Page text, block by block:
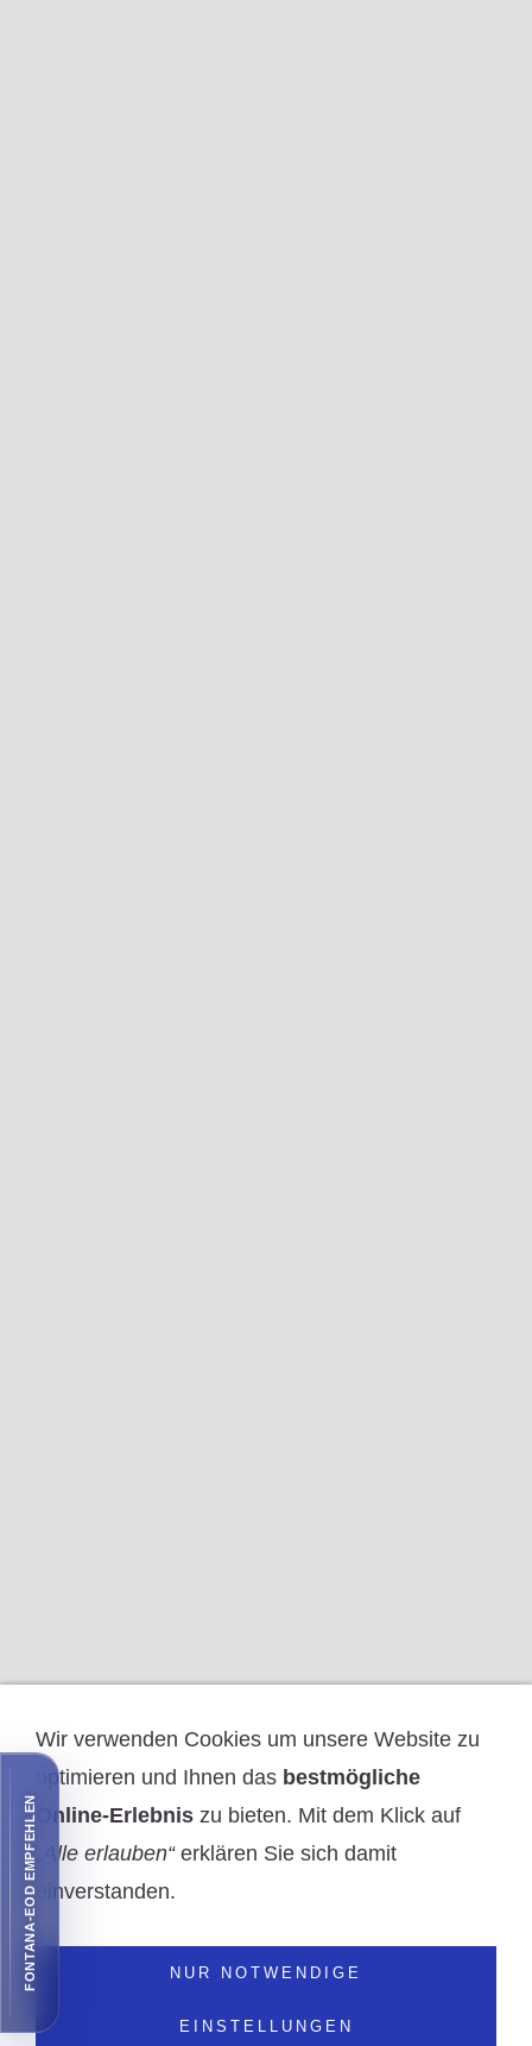
FONTANA-EOD EMPFEHLEN
Wir verwenden Cookies um unsere Website zu
optimieren und Ihnen das bestmögliche
Online-Erlebnis zu bieten. Mit dem Klick auf
„Alle erlauben“erklären Sie sich damit
einverstanden.
NUR NOTWENDIGE
EINSTELLUNGEN